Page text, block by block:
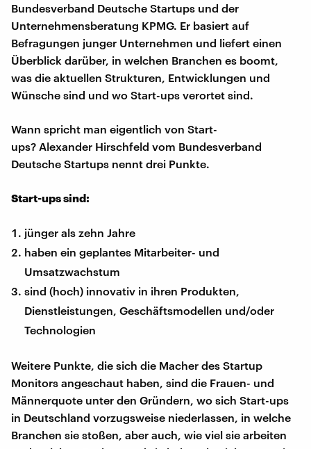
Bundesverband Deutsche Startups und der
Unternehmensberatung KPMG. Er basiert auf
Befragungen junger Unternehmen und liefert einen
Überblick darüber, in welchen Branchen es boomt,
was die aktuellen Strukturen, Entwicklungen und
Wünsche sind und wo Start-ups verortet sind.
Wann spricht man eigentlich von Start-
ups? Alexander Hirschfeld vom Bundesverband
Deutsche Startups nennt drei Punkte.
Start-ups sind:
jünger als zehn Jahre
haben ein geplantes Mitarbeiter- und
Umsatzwachstum
sind (hoch) innovativ in ihren Produkten,
Dienstleistungen, Geschäftsmodellen und/oder
Technologien
Weitere Punkte, die sich die Macher des Startup
Monitors angeschaut haben, sind die Frauen- und
Männerquote unter den Gründern, wo sich Start-ups
in Deutschland vorzugsweise niederlassen, in welche
Branchen sie stoßen, aber auch, wie viel sie arbeiten